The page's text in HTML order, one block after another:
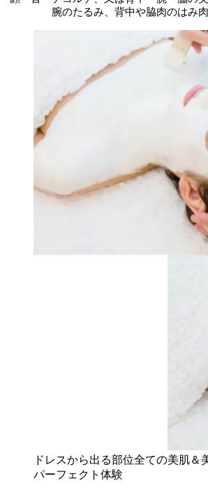
腕のたるみ、背中や脇肉のはみ
ドレスから出る部位全ての美肌＆
パーフェクト体験